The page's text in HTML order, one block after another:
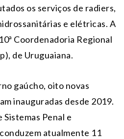
os serviços de radiers,
e elétricas. A
Coordenadoria Regional
de Uruguaiana.
gaúcho, oito novas
inauguradas desde 2019.
Sistemas Penal e
atualmente 11